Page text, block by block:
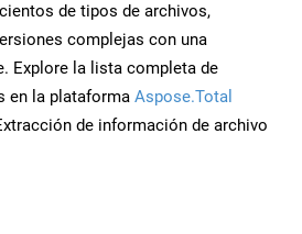
de tipos de archivos,
complejas con una
Explore la lista completa de
en la plataforma Aspose.Total
de información de archivo